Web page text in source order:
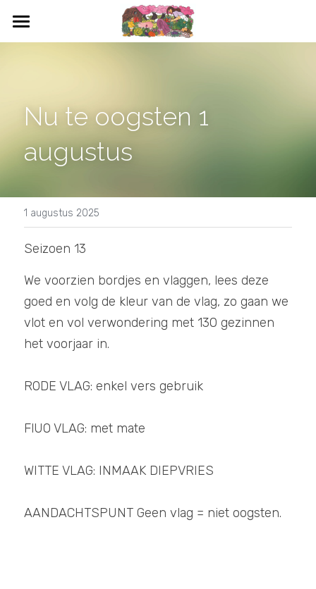
HOME
WAT KAN IK OOGSTEN
BLOEMEN
CONTACT
AGENDA
Grondsmaak SHOP
Nu te oogsten 1
augustus
1 augustus 2025
Seizoen 13
We voorzien bordjes en vlaggen, lees deze
goed en volg de kleur van de vlag, zo gaan we
vlot en vol verwondering met 130 gezinnen
het voorjaar in.
RODE VLAG: enkel vers gebruik
FlUO VLAG: met mate
WITTE VLAG: INMAAK DIEPVRIES
AANDACHTSPUNT Geen vlag = niet oogsten.